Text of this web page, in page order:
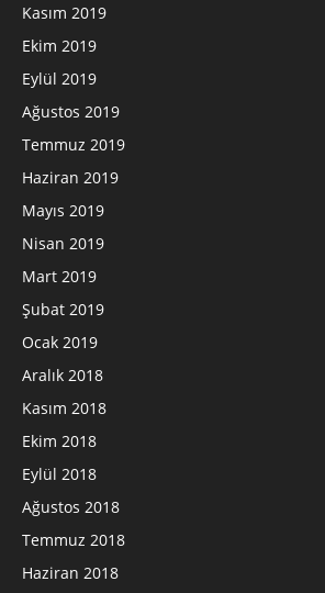
Kasım 2019
Ekim 2019
Eylül 2019
Ağustos 2019
Temmuz 2019
Haziran 2019
Mayıs 2019
Nisan 2019
Mart 2019
Şubat 2019
Ocak 2019
Aralık 2018
Kasım 2018
Ekim 2018
Eylül 2018
Ağustos 2018
Temmuz 2018
Haziran 2018